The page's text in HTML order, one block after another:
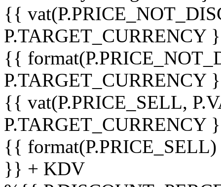
{{
P.TARGET_CURRENCY
{{
P.TARGET_CURRENCY
{{ vat(P.PRICE_SELL,
P.TARGET_CURRENCY
{{
}} + KDV